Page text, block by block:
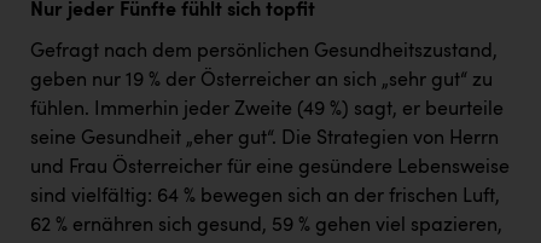
Nur jeder Fünfte fühlt sich topfit
Gefragt nach dem persönlichen Gesundheitszustand,
geben nur 19 % der Österreicher an sich „sehr gut“ zu
fühlen. Immerhin jeder Zweite (49 %) sagt, er beurteile
seine Gesundheit „eher gut“. Die Strategien von Herrn
und Frau Österreicher für eine gesündere Lebensweise
sind vielfältig: 64 % bewegen sich an der frischen Luft,
62 % ernähren sich gesund, 59 % gehen viel spazieren,